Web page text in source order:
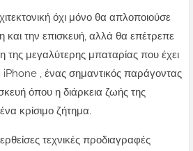
όχι μόνο θα απλοποιούσε
την επισκευή, αλλά θα επέτρεπε
μεγαλύτερης μπαταρίας που έχει
iPhone , ένας σημαντικός παράγοντας
όπου η διάρκεια ζωής της
κρίσιμο ζήτημα.
τεχνικές προδιαγραφές